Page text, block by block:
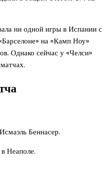
ни одной игры в Испании с
на «Камп Ноу»
Однако сейчас у «Челси»
Беннасер.
Неаполе.